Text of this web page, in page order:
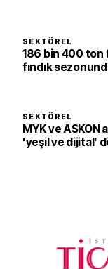
SEKTÖREL
186 bin 400 ton
fındık
SEKTÖREL
MYK ve
'yeşil ve dijital'